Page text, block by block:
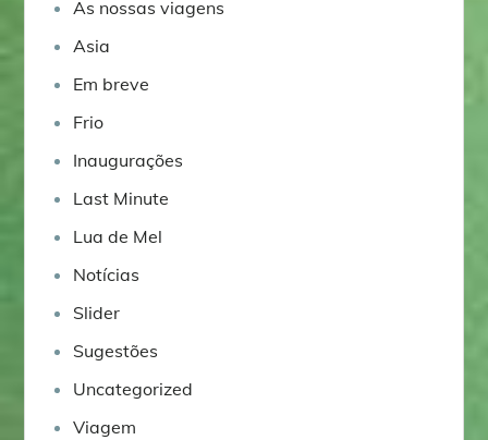
As nossas viagens
Asia
Em breve
Frio
Inaugurações
Last Minute
Lua de Mel
Notícias
Slider
Sugestões
Uncategorized
Viagem